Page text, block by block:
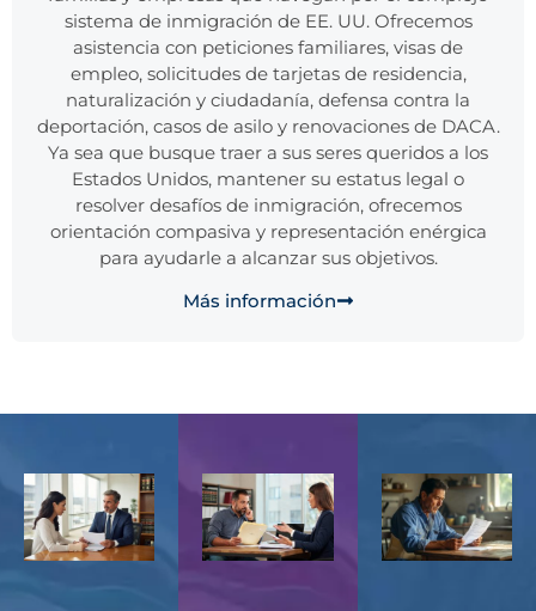
sistema de inmigración de EE. UU. Ofrecemos
asistencia con peticiones familiares, visas de
empleo, solicitudes de tarjetas de residencia,
naturalización y ciudadanía, defensa contra la
deportación, casos de asilo y renovaciones de DACA.
Ya sea que busque traer a sus seres queridos a los
Estados Unidos, mantener su estatus legal o
resolver desafíos de inmigración, ofrecemos
orientación compasiva y representación enérgica
para ayudarle a alcanzar sus objetivos.
Más información